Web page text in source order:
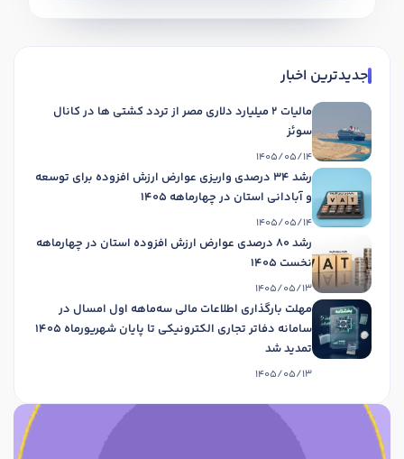
جدیدترین اخبار
مالیات 2 میلیارد دلاری مصر از تردد کشتی ها در کانال
سوئز
1405/05/14
رشد 34 درصدی واریزی عوارض ارزش افزوده برای توسعه
و آبادانی استان در چهارماهه 1405
1405/05/14
رشد 80 درصدی عوارض ارزش افزوده استان در چهارماهه
نخست 1405
1405/05/13
مهلت بارگذاری اطلاعات مالی سه‌ماهه اول امسال در
سامانه دفاتر تجاری الکترونیکی تا پایان شهریورماه 1405
تمدید شد
1405/05/13